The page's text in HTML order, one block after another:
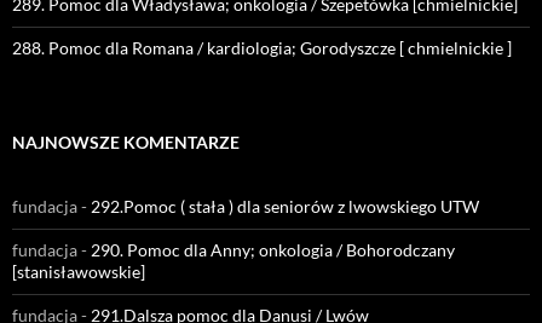
289. Pomoc dla Władysława; onkologia / Szepetówka [chmielnickie]
288. Pomoc dla Romana / kardiologia; Gorodyszcze [ chmielnickie ]
NAJNOWSZE KOMENTARZE
fundacja- 292.Pomoc ( stała ) dla seniorów z lwowskiego UTW
fundacja- 290. Pomoc dla Anny; onkologia / Bohorodczany
[stanisławowskie]
fundacja- 291.Dalsza pomoc dla Danusi / Lwów